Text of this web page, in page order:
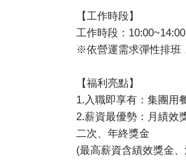
【工作時段】
工作時段：
※依營運需求彈性排班
【福利亮點】
1.入職即享有：集團用
2.薪資最優勢：月績效
二次、年終獎金
(最高薪資含績效獎金